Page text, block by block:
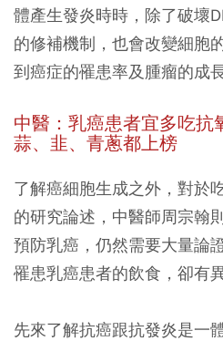
體產生發炎時時，除了破壞
的修補機制，也會改變細胞
到癌症的罹患率及腫瘤的成長
中醫：乳癌患者宜多吃抗
蒜、韭、青蔥都上榜
了解癌細胞生成之外，對於
的研究論述，中醫師周宗翰
預防乳癌，仍然需要大量論
罹患乳癌患者的飲食，卻有
先來了解抗癌跟抗發炎是一